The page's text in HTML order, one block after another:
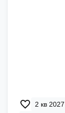
2 кв 2027